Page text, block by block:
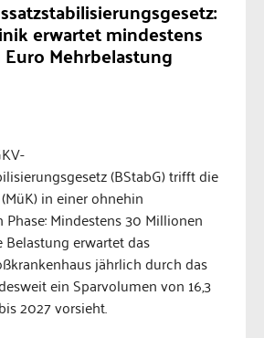
erwartet mindestens
Mehrbelastung
(BStabG) trifft die
in einer ohnehin
Mindestens 30 Millionen
Belastung erwartet das
jährlich durch das
ein Sparvolumen von 16,3
2027 vorsieht.